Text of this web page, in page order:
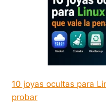
10 joyas ocultas para
probar